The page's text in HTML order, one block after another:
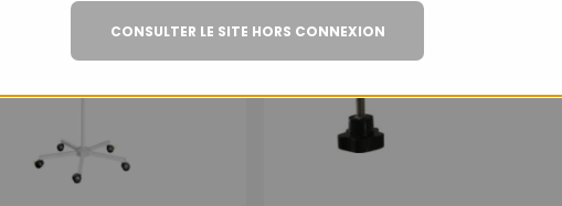
CONSULTER LE SITE HORS CONNEXION